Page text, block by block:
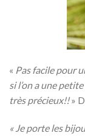
« Pas facile pour
si l’on a une
très précieux!!»
« Je porte les